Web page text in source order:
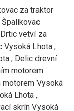
za traktor
vetví za
Vysoká Lhota ,
, Delic drevní
motorem
motorem Vysoká
Lhota ,
skrín Vysoká